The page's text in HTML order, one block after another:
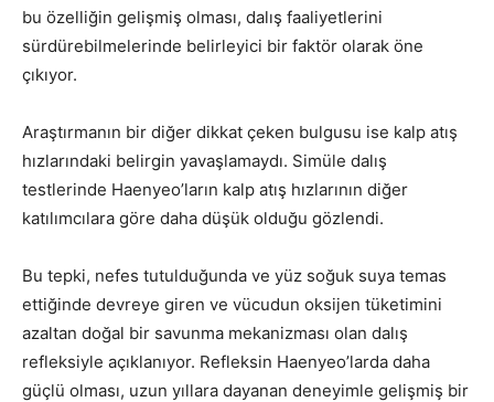
bu özelliğin gelişmiş olması, dalış faaliyetlerini
sürdürebilmelerinde belirleyici bir faktör olarak öne
çıkıyor.
Araştırmanın bir diğer dikkat çeken bulgusu ise kalp atış
hızlarındaki belirgin yavaşlamaydı. Simüle dalış
testlerinde Haenyeo’ların kalp atış hızlarının diğer
katılımcılara göre daha düşük olduğu gözlendi.
Bu tepki, nefes tutulduğunda ve yüz soğuk suya temas
ettiğinde devreye giren ve vücudun oksijen tüketimini
azaltan doğal bir savunma mekanizması olan dalış
refleksiyle açıklanıyor. Refleksin Haenyeo’larda daha
güçlü olması, uzun yıllara dayanan deneyimle gelişmiş bir